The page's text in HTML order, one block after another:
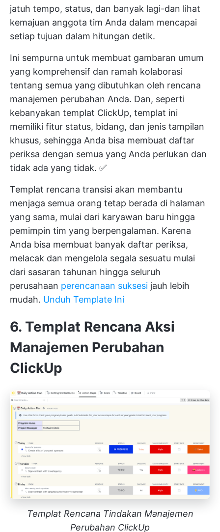
jatuh tempo, status, dan banyak lagi-dan lihat
kemajuan anggota tim Anda dalam mencapai
setiap tujuan dalam hitungan detik.
Ini sempurna untuk membuat gambaran umum
yang komprehensif dan ramah kolaborasi
tentang semua yang dibutuhkan oleh rencana
manajemen perubahan Anda. Dan, seperti
kebanyakan templat ClickUp, templat ini
memiliki fitur status, bidang, dan jenis tampilan
khusus, sehingga Anda bisa membuat daftar
periksa dengan semua yang Anda perlukan dan
tidak ada yang tidak. ✅
Templat rencana transisi akan membantu
menjaga semua orang tetap berada di halaman
yang sama, mulai dari karyawan baru hingga
pemimpin tim yang berpengalaman. Karena
Anda bisa membuat banyak daftar periksa,
melacak dan mengelola segala sesuatu mulai
dari sasaran tahunan hingga seluruh
perusahaan perencanaan suksesi jauh lebih
mudah. Unduh Template Ini
6. Templat Rencana Aksi
Manajemen Perubahan
ClickUp
Templat Rencana Tindakan Manajemen
Perubahan ClickUp